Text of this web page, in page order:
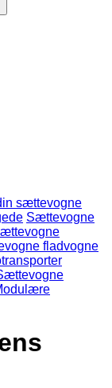
sættevogne
Sættevogne
fladvogne